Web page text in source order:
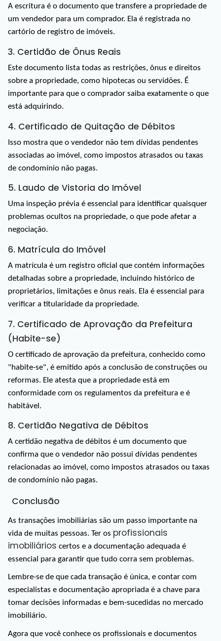
A escritura é o documento que transfere a propriedade de
um vendedor para um comprador. Ela é registrada no
cartório de registro de imóveis.
3. Certidão de Ônus Reais
Este documento lista todas as restrições, ônus e direitos
sobre a propriedade, como hipotecas ou servidões. É
importante para que o comprador saiba exatamente o que
está adquirindo.
4. Certificado de Quitação de Débitos
Isso mostra que o vendedor não tem dívidas pendentes
associadas ao imóvel, como impostos atrasados ou taxas
de condomínio não pagas.
5. Laudo de Vistoria do Imóvel
Uma inspeção prévia é essencial para identificar quaisquer
problemas ocultos na propriedade, o que pode afetar a
negociação.
6. Matrícula do Imóvel
A matrícula é um registro oficial que contém informações
detalhadas sobre a propriedade, incluindo histórico de
proprietários, limitações e ônus reais. Ela é essencial para
verificar a titularidade da propriedade.
7. Certificado de Aprovação da Prefeitura
(Habite-se)
O certificado de aprovação da prefeitura, conhecido como
"habite-se", é emitido após a conclusão de construções ou
reformas. Ele atesta que a propriedade está em
conformidade com os regulamentos da prefeitura e é
habitável.
8. Certidão Negativa de Débitos
A certidão negativa de débitos é um documento que
confirma que o vendedor não possui dívidas pendentes
relacionadas ao imóvel, como impostos atrasados ou taxas
de condomínio não pagas.
Conclusão
As transações imobiliárias são um passo importante na
vida de muitas pessoas. Ter os profissionais
imobiliários certos e a documentação adequada é
essencial para garantir que tudo corra sem problemas.
Lembre-se de que cada transação é única, e contar com
especialistas e documentação apropriada é a chave para
tomar decisões informadas e bem-sucedidas no mercado
imobiliário.
Agora que você conhece os profissionais e documentos